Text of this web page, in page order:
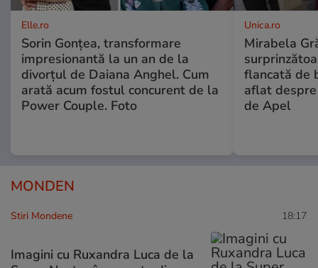
Elle.ro
Sorin Gonțea, transformare
impresionantă la un an de la
divorțul de Daiana Anghel. Cum
arată acum fostul concurent de la
Power Couple. Foto
Unica.ro
Mirabela
flancată de
aflat
de Apel
MONDEN
Stiri Mondene 18:17
Imagini cu Ruxandra Luca de la